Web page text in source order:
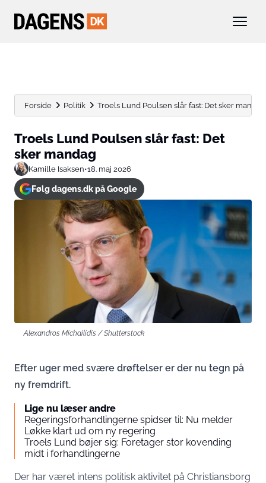
Forside Politik Troels Lund Poulsen slår fast: Det sker mandag
Troels Lund Poulsen slår fast: Det
sker mandag
Kamille Isaksen•18. maj 2026
Følg dagens.dk på Google
Alexandros Michailidis / Shutterstock
Efter uger med svære drøftelser er der nu tegn på
ny fremdrift.
Lige nu læser andre
Regeringsforhandlingerne spidser til: Nu melder
Løkke klart ud om ny regering
​​Troels Lund bøjer sig: Foretager stor kovending
midt i forhandlingerne
Der har været intens politisk aktivitet på Christiansborg